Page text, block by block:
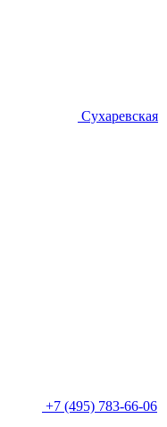
Сухаревская
+7 (495) 783-66-06